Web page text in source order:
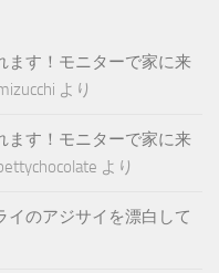
ます！モニターで家に来
より
ます！モニターで家に来
より
イのアジサイを漂白して